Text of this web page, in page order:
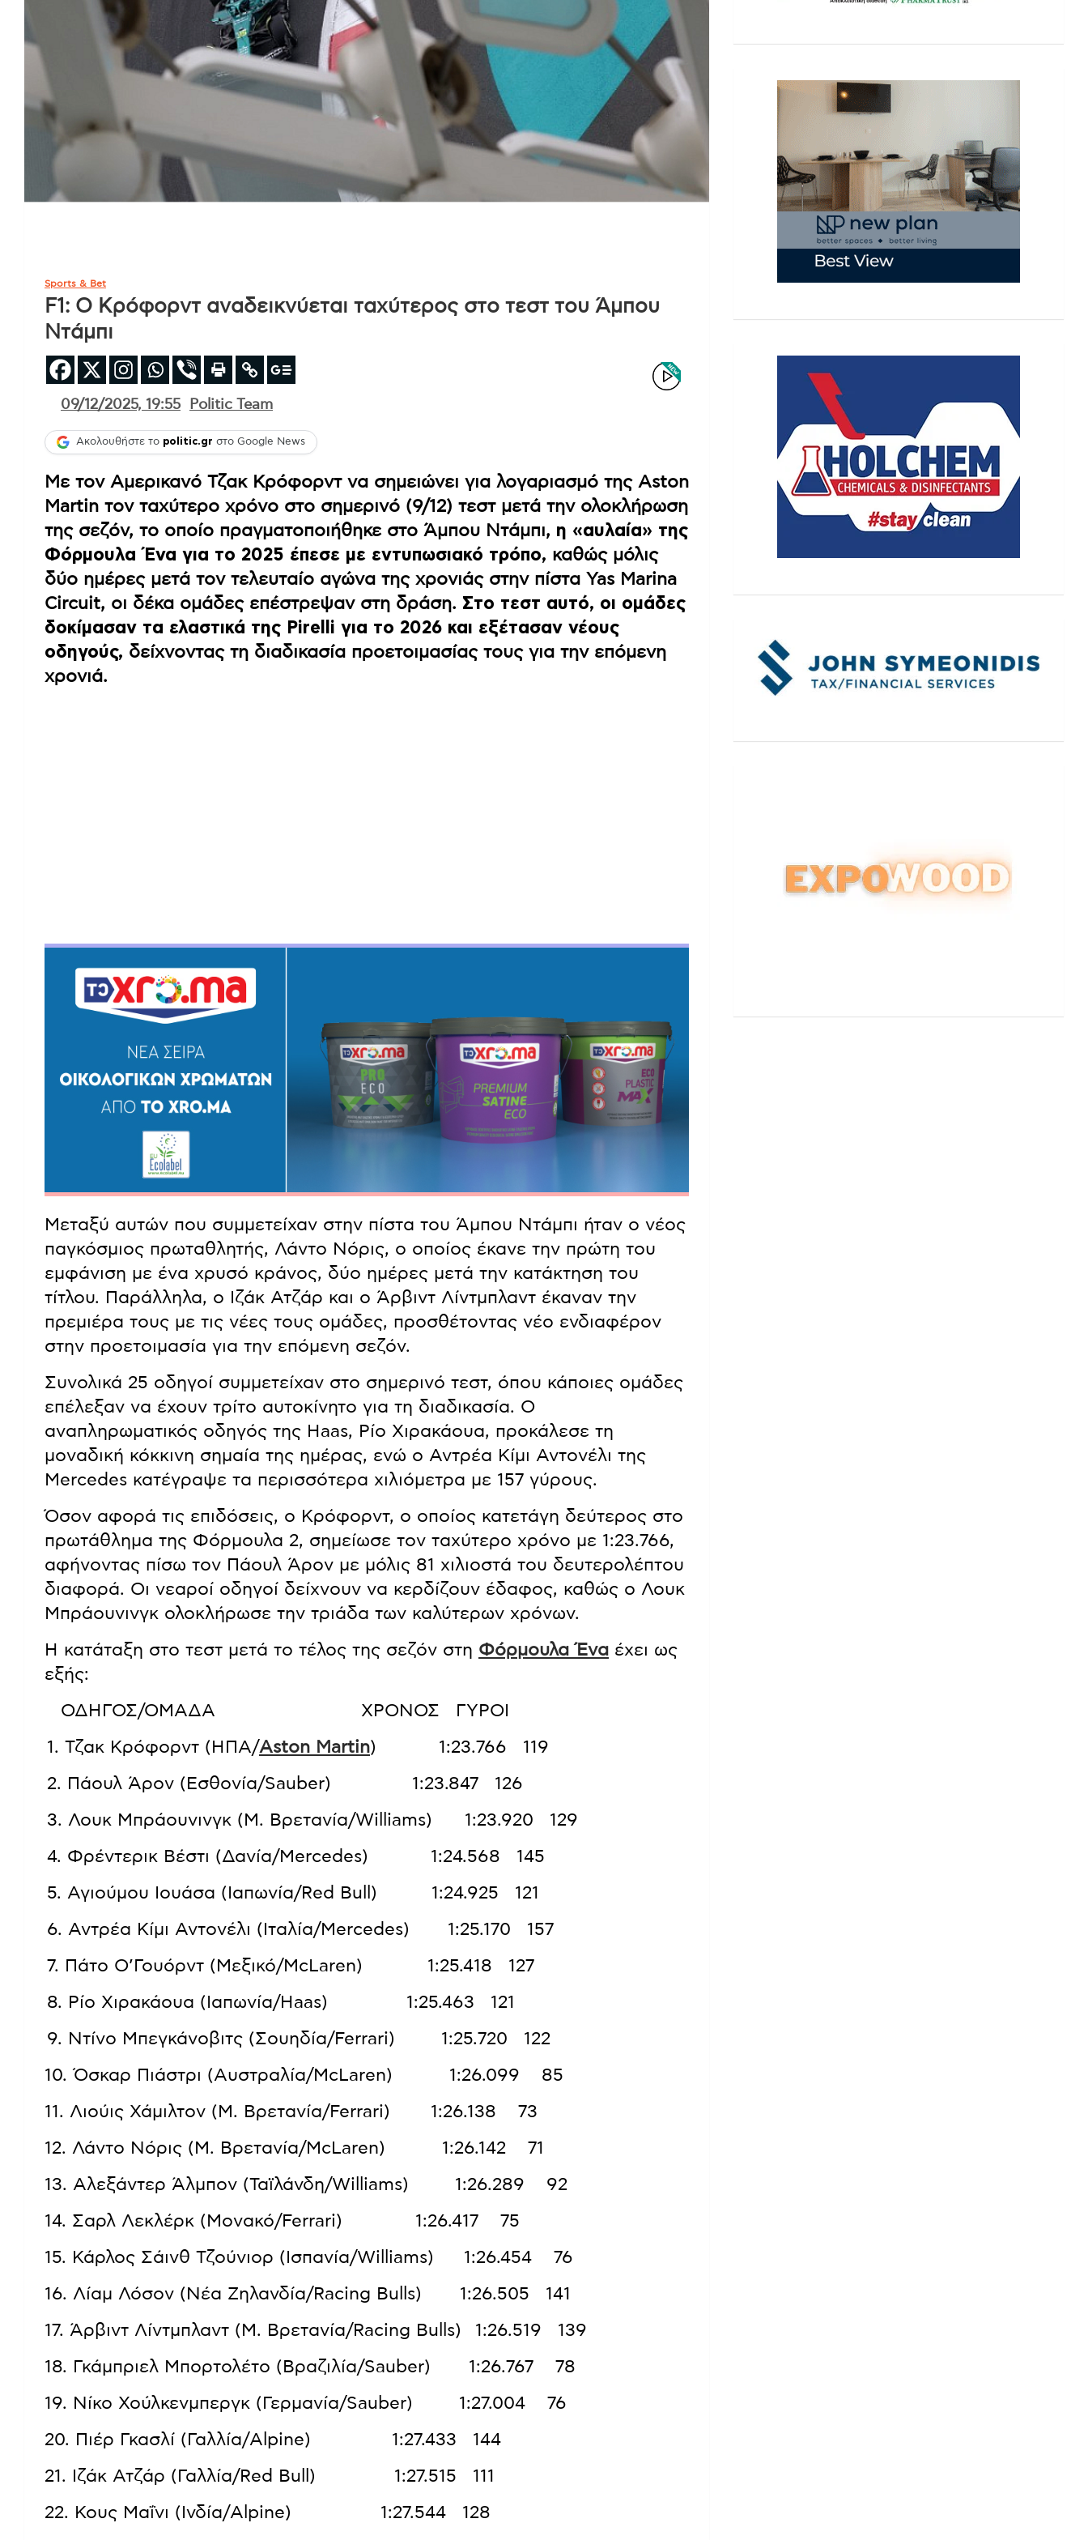
Sports & Bet
F1: Ο Κρόφορντ αναδεικνύεται ταχύτερος στο τεστ του Άμπου
Ντάμπι
09/12/2025, 19:55 Politic Team
Ακολουθήστε το politic.gr στο Google News
Με τον Αμερικανό Τζακ Κρόφορντ να σημειώνει για λογαριασμό της Aston
Martin τον ταχύτερο χρόνο στο σημερινό (9/12) τεστ μετά την ολοκλήρωση
της σεζόν, το οποίο πραγματοποιήθηκε στο Άμπου Ντάμπι, η «αυλαία» της
Φόρμουλα Ένα για το 2025 έπεσε με εντυπωσιακό τρόπο, καθώς μόλις
δύο ημέρες μετά τον τελευταίο αγώνα της χρονιάς στην πίστα Yas Marina
Circuit, οι δέκα ομάδες επέστρεψαν στη δράση. Στο τεστ αυτό, οι ομάδες
δοκίμασαν τα ελαστικά της Pirelli για το 2026 και εξέτασαν νέους
οδηγούς, δείχνοντας τη διαδικασία προετοιμασίας τους για την επόμενη
χρονιά.
Μεταξύ αυτών που συμμετείχαν στην πίστα του Άμπου Ντάμπι ήταν ο νέος
παγκόσμιος πρωταθλητής, Λάντο Νόρις, ο οποίος έκανε την πρώτη του
εμφάνιση με ένα χρυσό κράνος, δύο ημέρες μετά την κατάκτηση του
τίτλου. Παράλληλα, ο Ιζάκ Ατζάρ και ο Άρβιντ Λίντμπλαντ έκαναν την
πρεμιέρα τους με τις νέες τους ομάδες, προσθέτοντας νέο ενδιαφέρον
στην προετοιμασία για την επόμενη σεζόν.
Συνολικά 25 οδηγοί συμμετείχαν στο σημερινό τεστ, όπου κάποιες ομάδες
επέλεξαν να έχουν τρίτο αυτοκίνητο για τη διαδικασία. Ο
αναπληρωματικός οδηγός της Haas, Ρίο Χιρακάουα, προκάλεσε τη
μοναδική κόκκινη σημαία της ημέρας, ενώ ο Αντρέα Κίμι Αντονέλι της
Mercedes κατέγραψε τα περισσότερα χιλιόμετρα με 157 γύρους.
Όσον αφορά τις επιδόσεις, ο Κρόφορντ, ο οποίος κατετάγη δεύτερος στο
πρωτάθλημα της Φόρμουλα 2, σημείωσε τον ταχύτερο χρόνο με 1:23.766,
αφήνοντας πίσω τον Πάουλ Άρον με μόλις 81 χιλιοστά του δευτερολέπτου
διαφορά. Οι νεαροί οδηγοί δείχνουν να κερδίζουν έδαφος, καθώς ο Λουκ
Μπράουνινγκ ολοκλήρωσε την τριάδα των καλύτερων χρόνων.
Η κατάταξη στο τεστ μετά το τέλος της σεζόν στη Φόρμουλα Ένα έχει ως
εξής:
ΟΔΗΓΟΣ/ΟΜΑΔΑ ΧΡΟΝΟΣ ΓΥΡΟΙ
1. Τζακ Κρόφορντ (ΗΠΑ/Aston Martin) 1:23.766 119
2. Πάουλ Άρον (Εσθονία/Sauber) 1:23.847 126
3. Λουκ Μπράουνινγκ (Μ. Βρετανία/Williams) 1:23.920 129
4. Φρέντερικ Βέστι (Δανία/Mercedes) 1:24.568 145
5. Αγιούμου Ιουάσα (Ιαπωνία/Red Bull) 1:24.925 121
6. Αντρέα Κίμι Αντονέλι (Ιταλία/Mercedes) 1:25.170 157
7. Πάτο Ο’Γουόρντ (Μεξικό/McLaren) 1:25.418 127
8. Ρίο Χιρακάουα (Ιαπωνία/Haas) 1:25.463 121
9. Ντίνο Μπεγκάνοβιτς (Σουηδία/Ferrari) 1:25.720 122
10. Όσκαρ Πιάστρι (Αυστραλία/McLaren) 1:26.099 85
11. Λιούις Χάμιλτον (Μ. Βρετανία/Ferrari) 1:26.138 73
12. Λάντο Νόρις (Μ. Βρετανία/McLaren) 1:26.142 71
13. Αλεξάντερ Άλμπον (Ταϊλάνδη/Williams) 1:26.289 92
14. Σαρλ Λεκλέρκ (Μονακό/Ferrari) 1:26.417 75
15. Κάρλος Σάινθ Τζούνιορ (Ισπανία/Williams) 1:26.454 76
16. Λίαμ Λόσον (Νέα Ζηλανδία/Racing Bulls) 1:26.505 141
17. Άρβιντ Λίντμπλαντ (Μ. Βρετανία/Racing Bulls) 1:26.519 139
18. Γκάμπριελ Μπορτολέτο (Βραζιλία/Sauber) 1:26.767 78
19. Νίκο Χούλκενμπεργκ (Γερμανία/Sauber) 1:27.004 76
20. Πιέρ Γκασλί (Γαλλία/Alpine) 1:27.433 144
21. Ιζάκ Ατζάρ (Γαλλία/Red Bull) 1:27.515 111
22. Κους Μαΐνι (Ινδία/Alpine) 1:27.544 128